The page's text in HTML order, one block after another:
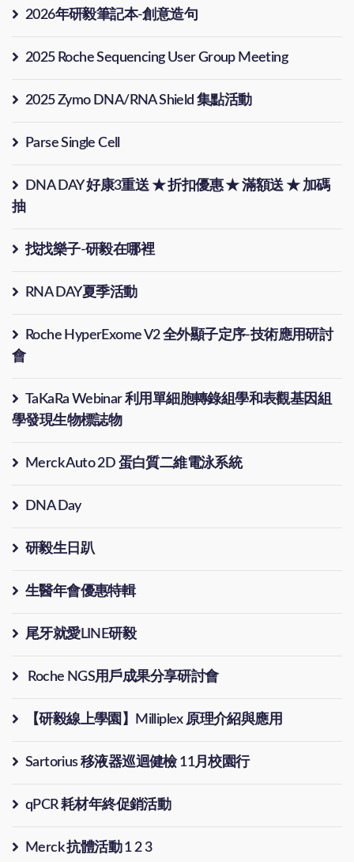
2026年研毅筆記本-創意造句
2025 Roche Sequencing User Group Meeting
2025 Zymo DNA/RNA Shield 集點活動
Parse Single Cell
DNA DAY 好康3重送 ★ 折扣優惠 ★ 滿額送 ★ 加碼
抽
找找樂子-研毅在哪裡
RNA DAY夏季活動
Roche HyperExome V2 全外顯子定序-技術應用研討
會
TaKaRa Webinar 利用單細胞轉錄組學和表觀基因組
學發現生物標誌物
Merck Auto 2D 蛋白質二維電泳系統
DNA Day
研毅生日趴
生醫年會優惠特輯
尾牙就愛LINE研毅
Roche NGS用戶成果分享研討會
【研毅線上學園】Milliplex 原理介紹與應用
Sartorius 移液器巡迴健檢 11月校園行
qPCR 耗材年終促銷活動
Merck 抗體活動 1 2 3